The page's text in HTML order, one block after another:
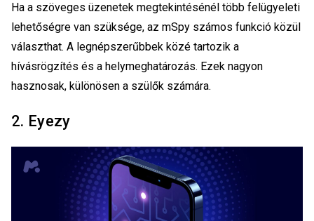
Ha a szöveges üzenetek megtekintésénél több felügyeleti
lehetőségre van szüksége, az mSpy számos funkció közül
választhat. A legnépszerűbbek közé tartozik a
hívásrögzítés és a helymeghatározás. Ezek nagyon
hasznosak, különösen a szülők számára.
2. Eyezy